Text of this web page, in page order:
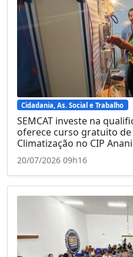
Cidadania, As. Social e Trabalho
SEMCAT investe na
oferece curso gratuito
Climatização no CIP
20/07/2026 09h16